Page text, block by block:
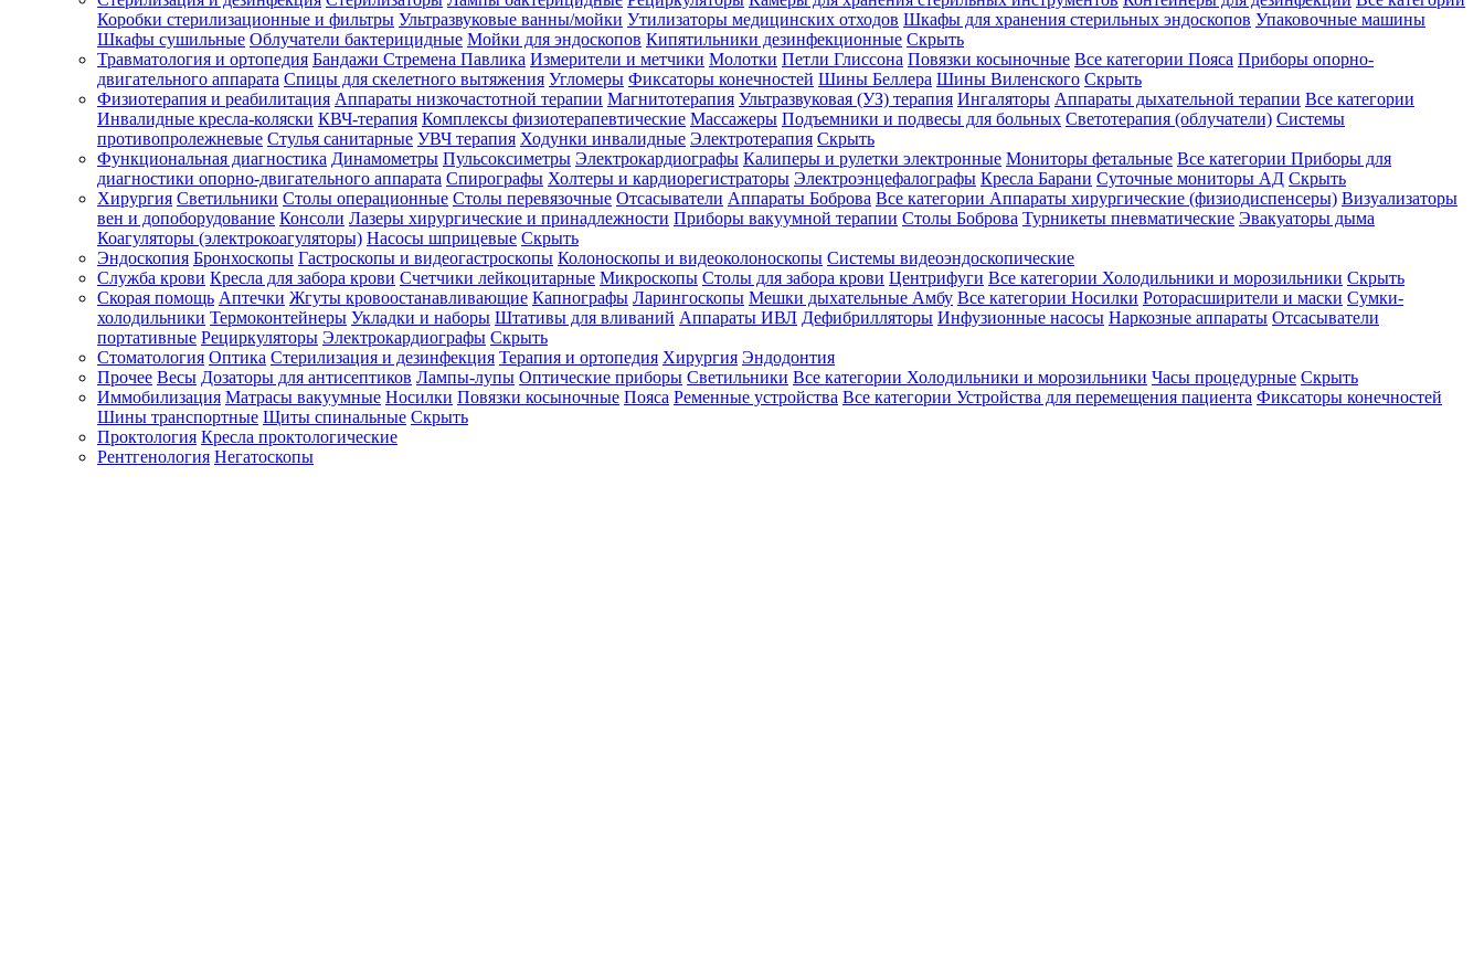
Зарегистрироваться
Зачем
регистрироваться?
Все
покупки
в
одном
месте
Личный
менеджер
Отслеживание
статуса
заказа
Коробки стерилизационные и фильтры Ультразвуковые ванны/мойки Утилизаторы медицинских отходов Шкафы для хранения стерильных эндоскопов Упаковочные машины
Шкафы сушильные Облучатели бактерицидные Мойки для эндоскопов Кипятильники дезинфекционные Скрыть
Травматология и ортопедия Бандажи Стремена Павлика Измерители и метчики Молотки Петли Глиссона Повязки косыночные Все категории Пояса Приборы опорно-
двигательного аппарата Спицы для скелетного вытяжения Угломеры Фиксаторы конечностей Шины Беллера Шины Виленского Скрыть
Физиотерапия и реабилитация Аппараты низкочастотной терапии Магнитотерапия Ультразвуковая (УЗ) терапия Ингаляторы Аппараты дыхательной терапии Все категории
Инвалидные кресла-коляски КВЧ-терапия Комплексы физиотерапевтические Массажеры Подъемники и подвесы для больных Светотерапия (облучатели) Системы
противопролежневые Стулья санитарные УВЧ терапия Ходунки инвалидные Электротерапия Скрыть
Функциональная диагностика Динамометры Пульсоксиметры Электрокардиографы Калиперы и рулетки электронные Мониторы фетальные Все категории Приборы для
диагностики опорно-двигательного аппарата Спирографы Холтеры и кардиорегистраторы Электроэнцефалографы Кресла Барани Суточные мониторы АД Скрыть
Хирургия Светильники Столы операционные Столы перевязочные Отсасыватели Аппараты Боброва Все категории Аппараты хирургические (физиодиспенсеры) Визуализаторы
вен и допоборудование Консоли Лазеры хирургические и принадлежности Приборы вакуумной терапии Столы Боброва Турникеты пневматические Эвакуаторы дыма
Коагуляторы (электрокоагуляторы) Насосы шприцевые Скрыть
Эндоскопия Бронхоскопы Гастроскопы и видеогастроскопы Колоноскопы и видеоколоноскопы Системы видеоэндоскопические
Служба крови Кресла для забора крови Счетчики лейкоцитарные Микроскопы Столы для забора крови Центрифуги Все категории Холодильники и морозильники Скрыть
Скорая помощь Аптечки Жгуты кровоостанавливающие Капнографы Ларингоскопы Мешки дыхательные Амбу Все категории Носилки Роторасширители и маски Сумки-
холодильники Термоконтейнеры Укладки и наборы Штативы для вливаний Аппараты ИВЛ Дефибрилляторы Инфузионные насосы Наркозные аппараты Отсасыватели
портативные Рециркуляторы Электрокардиографы Скрыть
Стоматология Оптика Стерилизация и дезинфекция Терапия и ортопедия Хирургия Эндодонтия
Прочее Весы Дозаторы для антисептиков Лампы-лупы Оптические приборы Светильники Все категории Холодильники и морозильники Часы процедурные Скрыть
Иммобилизация Матрасы вакуумные Носилки Повязки косыночные Пояса Ременные устройства Все категории Устройства для перемещения пациента Фиксаторы конечностей
Шины транспортные Щиты спинальные Скрыть
Проктология Кресла проктологические
Рентгенология Негатоскопы